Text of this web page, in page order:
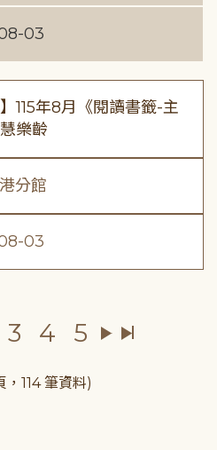
03
115年8月《閱讀書籤-主
樂齡
分館
03
3 4 5
，114 筆資料)